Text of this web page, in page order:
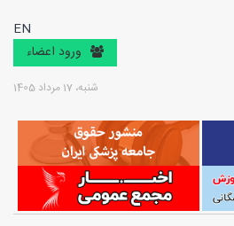
EN
ورود اعضاء
شنبه، 17 مرداد 1405